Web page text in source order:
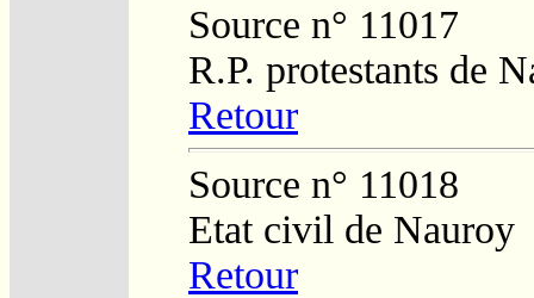
Source n° 11017
R.P. protestants de
Retour
Source n° 11018
Etat civil de Nauroy
Retour